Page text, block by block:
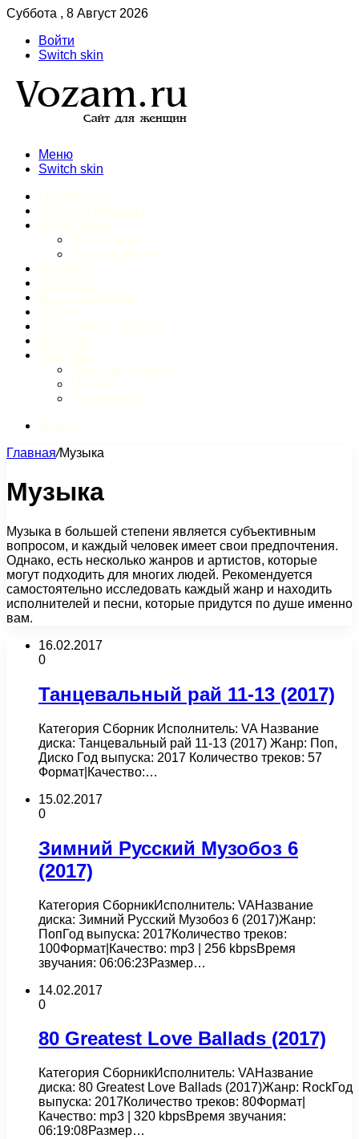
Суббота , 8 Август 2026
Войти
Switch skin
Меню
Switch skin
Главная/Музыка
Музыка
Музыка в большей степени является субъективным
вопросом, и каждый человек имеет свои предпочтения.
Однако, есть несколько жанров и артистов, которые
могут подходить для многих людей. Рекомендуется
самостоятельно исследовать каждый жанр и находить
исполнителей и песни, которые придутся по душе именно
вам.
16.02.2017
0
Танцевальный рай 11-13 (2017)
Категория Сборник Исполнитель: VA Название
диска: Танцевальный рай 11-13 (2017) Жанр: Поп,
Диско Год выпуска: 2017 Количество треков: 57
Формат|Качество:…
15.02.2017
0
Зимний Русский Музобоз 6
(2017)
Категория СборникИсполнитель: VAНазвание
диска: Зимний Русский Музобоз 6 (2017)Жанр:
ПопГод выпуска: 2017Количество треков:
100Формат|Качество: mp3 | 256 kbpsВремя
звучания: 06:06:23Размер…
14.02.2017
0
80 Greatest Love Ballads (2017)
Категория СборникИсполнитель: VAНазвание
диска: 80 Greatest Love Ballads (2017)Жанр: RockГод
выпуска: 2017Количество треков: 80Формат|
Качество: mp3 | 320 kbpsВремя звучания:
06:19:08Размер…